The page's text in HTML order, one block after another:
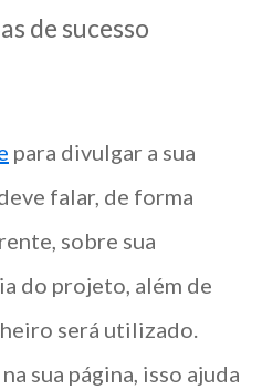
de sucesso
para divulgar a sua
falar, de forma
sobre sua
do projeto, além de
será utilizado.
sua página, isso ajuda